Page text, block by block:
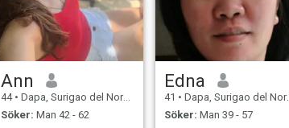
Ann
44 • Dapa, Surigao del Norte, Filippinerna
Söker: Man 42 - 62
Edna
41 • Dapa, Surigao del Norte, Filippinerna
Söker: Man 39 - 57